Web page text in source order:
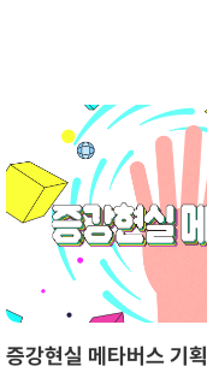
증강현실 메타버스 기획